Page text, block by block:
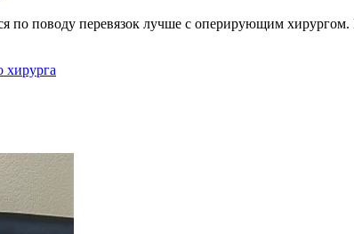
по поводу перевязок лучше с оперирующим хирургом.
хирурга